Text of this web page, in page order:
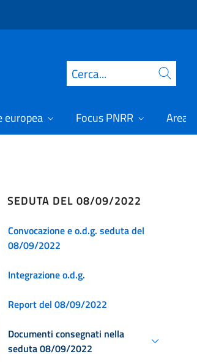
Cerca
europea Focus PNRR Area
SEDUTA DEL 08/09/2022
Convocazione e o.d.g. seduta del
08/09/2022
Integrazione o.d.g.
Report del 08/09/2022
Documenti consegnati nella
seduta 08/09/2022